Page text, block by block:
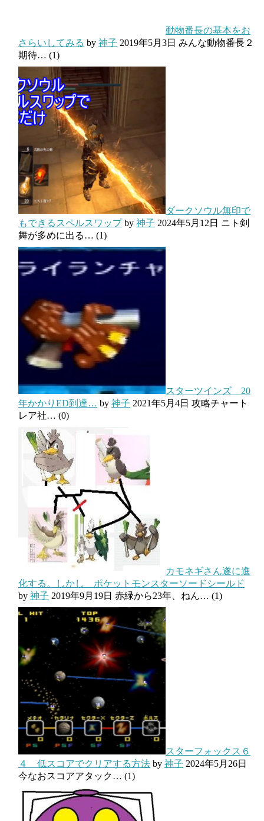
動物番長の基本をお
さらいしてみる by 神子 2019年5月3日 みんな動物番長２
期待… (1)
ダークソウル無印で
もできるスペルスワップby 神子 2024年5月12日 ニト剣
舞が多めに出る… (1)
スターツインズ 20
年かかりED到達… by 神子 2021年5月4日 攻略チャート
レア社… (0)
カモネギさん遂に進
化する。しかし ポケットモンスターソードシールド
by 神子 2019年9月19日 赤緑から23年、ねん… (1)
スターフォックス６
４ 低スコアでクリアする方法 by 神子 2024年5月26日
今なおスコアアタック… (1)